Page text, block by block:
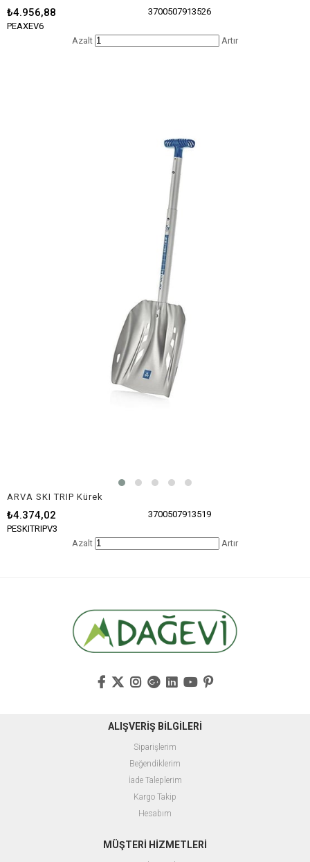
₺4.956,88
PEAXEV6
3700507913526
Azalt Artır
ARVA SKI TRIP Kürek
₺4.374,02
PESKITRIPV3
3700507913519
Azalt Artır
ALIŞVERİŞ BİLGİLERİ
Siparişlerim
Beğendiklerim
İade Taleplerim
Kargo Takip
Hesabım
MÜŞTERİ HİZMETLERİ